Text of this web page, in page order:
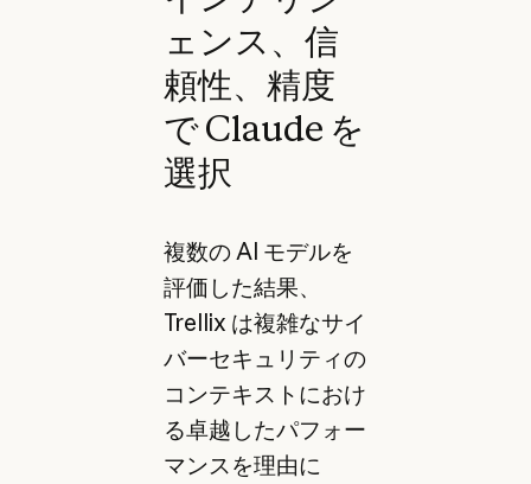
ェンス、信
頼性、精度
で Claude を
選択
複数の AI モデルを
評価した結果、
Trellix は複雑なサイ
バーセキュリティの
コンテキストにおけ
る卓越したパフォー
マンスを理由に